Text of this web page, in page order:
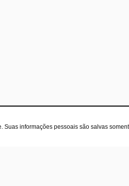
informações pessoais são salvas